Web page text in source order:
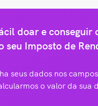
doar e conseguir
seu Imposto de
seus dados nos
o valor da sua